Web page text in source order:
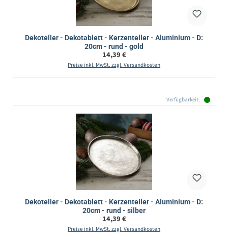
Dekoteller - Dekotablett - Kerzenteller - Aluminium - D:
20cm - rund - gold
Regulärer Preis:
14,39 €
Preise inkl. MwSt. zzgl. Versandkosten
Verfügbarkeit:
Dekoteller - Dekotablett - Kerzenteller - Aluminium - D:
20cm - rund - silber
Regulärer Preis:
14,39 €
Preise inkl. MwSt. zzgl. Versandkosten